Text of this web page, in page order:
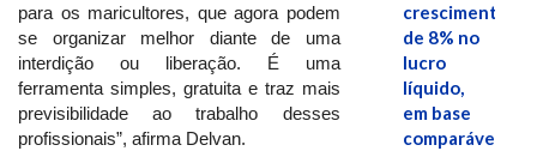
para os maricultores, que agora podem
se organizar melhor diante de uma
interdição ou liberação. É uma
ferramenta simples, gratuita e traz mais
previsibilidade ao trabalho desses
profissionais”, afirma Delvan.
crescimento
de 8% no
lucro
líquido,
em base
comparável,